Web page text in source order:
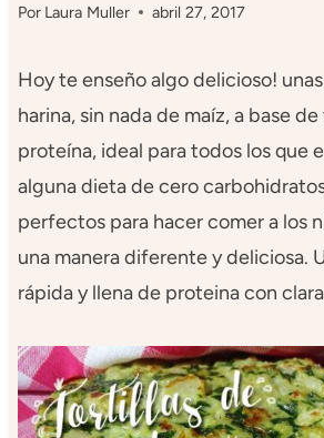
Por Laura Muller abril 27, 2017
Hoy te enseño algo delicioso!
harina, sin nada de maíz, a base
proteína, ideal para todos los que
alguna dieta de cero
perfectos para hacer comer a los
una manera diferente y deliciosa.
rápida y llena de proteina con